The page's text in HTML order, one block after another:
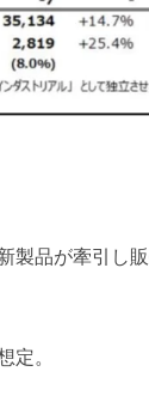
品が牽引し販
。